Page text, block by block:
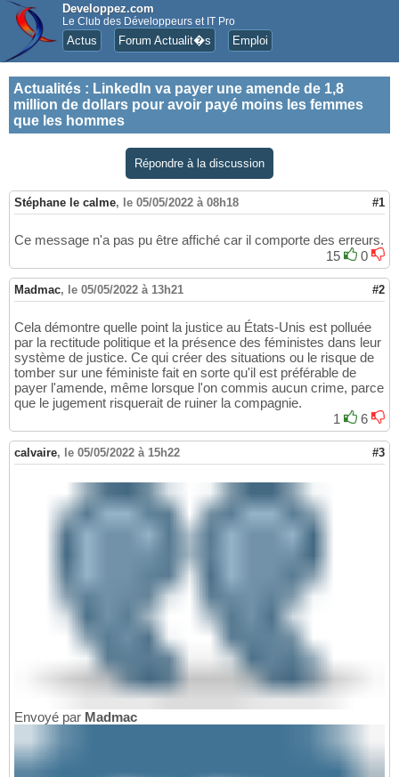
Developpez.com
Le Club des Développeurs et IT Pro
Actus Forum Actualit�s Emploi
Actualités : LinkedIn va payer une amende de 1,8
million de dollars pour avoir payé moins les femmes
que les hommes
Répondre à la discussion
Stéphane le calme, le 05/05/2022 à 08h18 #1
Ce message n'a pas pu être affiché car il comporte des erreurs.
15
0
Madmac, le 05/05/2022 à 13h21 #2
Cela démontre quelle point la justice au États-Unis est polluée
par la rectitude politique et la présence des féministes dans leur
système de justice. Ce qui créer des situations ou le risque de
tomber sur une féministe fait en sorte qu'il est préférable de
payer l'amende, même lorsque l'on commis aucun crime, parce
que le jugement risquerait de ruiner la compagnie.
1
6
calvaire, le 05/05/2022 à 15h22 #3
Envoyé par Madmac